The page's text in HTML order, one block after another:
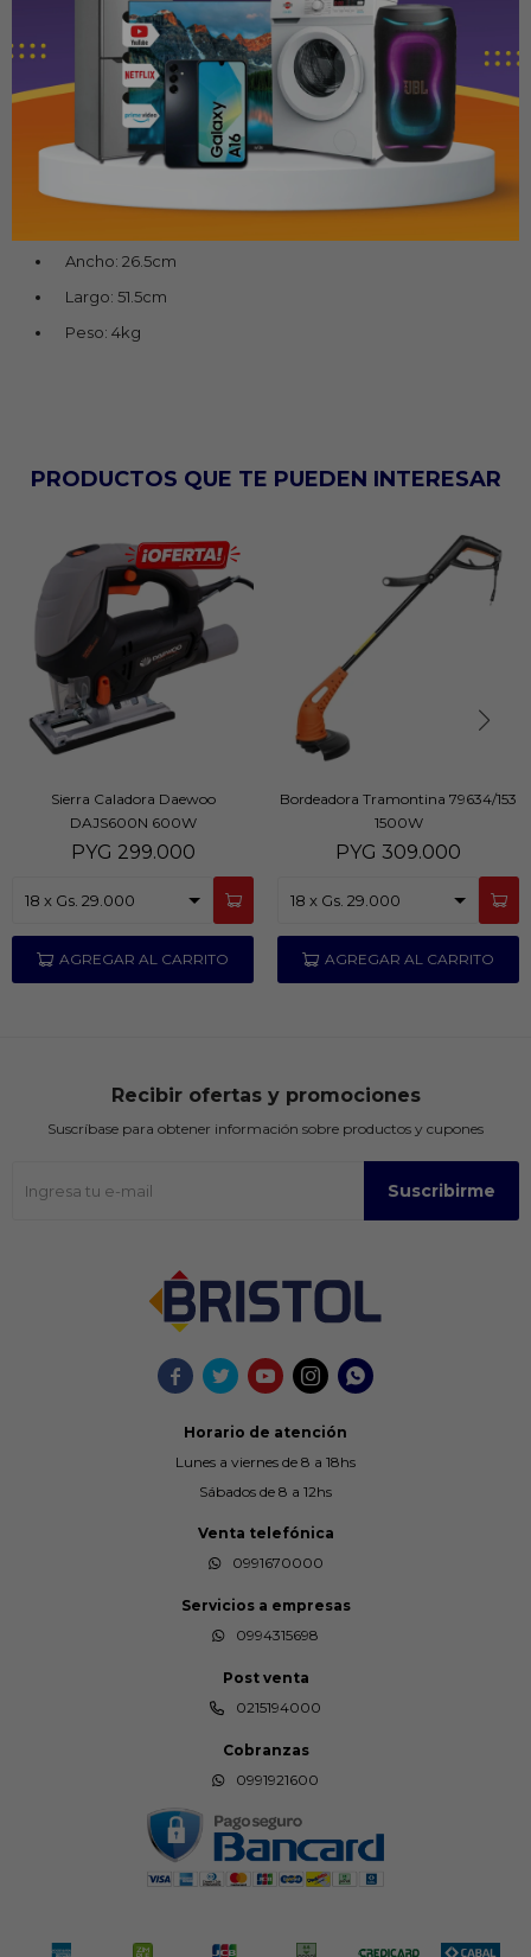
Cuerpo inyectado en plástico de alta resistencia
Cerradura de plástico
Bisagra con perno pasante en acero
Tamaño: 43cm
Ancho: 26.5cm
Largo: 51.5cm
Peso: 4kg
PRODUCTOS QUE TE PUEDEN INTERESAR
Sierra Caladora Daewoo
DAJS600N 600W
PYG 299.000
Bordeadora Tramontina 79634/153
1500W
PYG 309.000
    
Horario de atención
Lunes a viernes de 8 a 18hs
Sábados de 8 a 12hs
Venta telefónica
0991670000
Servicios a empresas
0994315698
Post venta
0215194000
Cobranzas
0991921600
Recibir ofertas y promociones
Suscríbase para obtener información sobre productos y cupones
Suscribirme